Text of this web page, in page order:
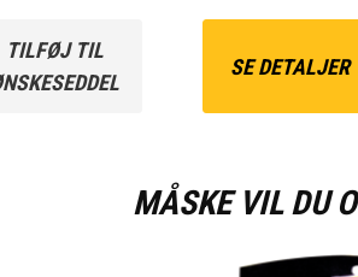
TILFØJ TIL
SE DETALJER
MÅSKE VIL DU